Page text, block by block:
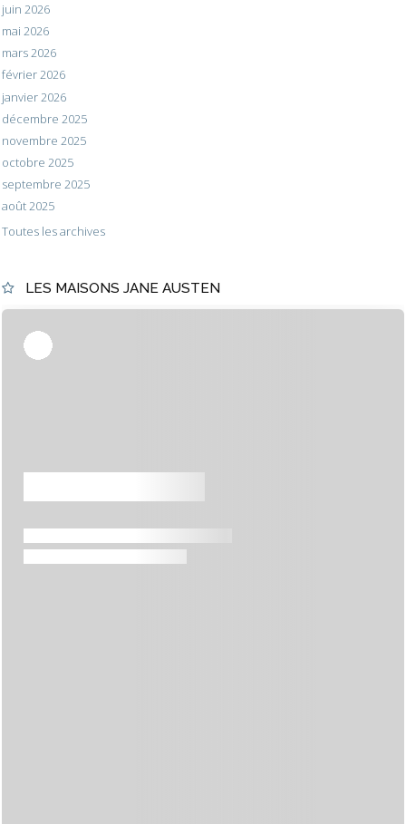
juin 2026
mai 2026
mars 2026
février 2026
janvier 2026
décembre 2025
novembre 2025
octobre 2025
septembre 2025
août 2025
Toutes les archives
LES MAISONS JANE AUSTEN